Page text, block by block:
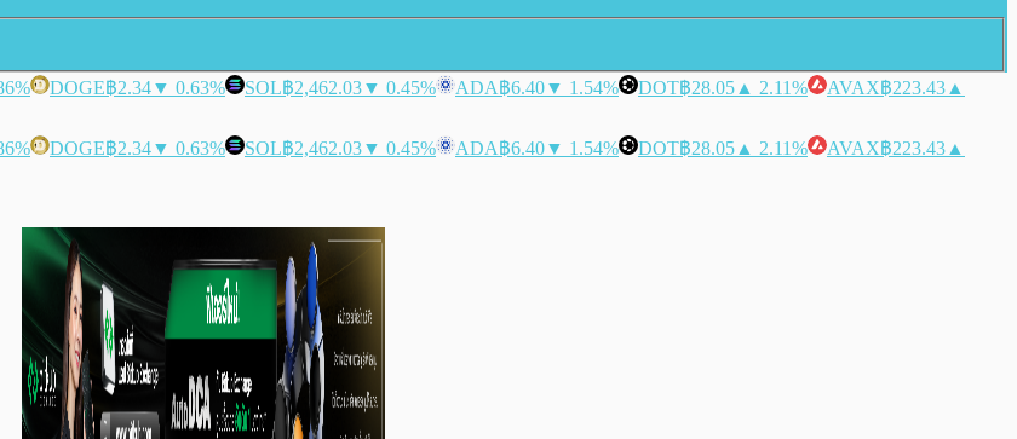
DOGE฿2.34▼ 0.63% SOL฿2,462.03▼ 0.45% ADA฿6.40▼ 1.54% DOT฿28.05 ▲ 2.11% AVAX฿223.43 ▲
DOGE฿2.34▼ 0.63% SOL฿2,462.03▼ 0.45% ADA฿6.40▼ 1.54% DOT฿28.05 ▲ 2.11% AVAX฿223.43 ▲